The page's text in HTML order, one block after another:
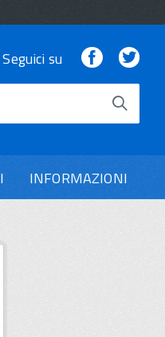
Seguici su Facebook
INFORMAZIONI